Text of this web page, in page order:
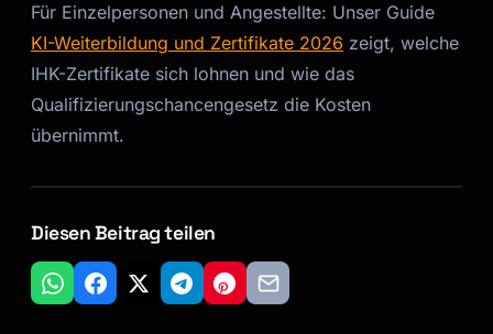
Für Einzelpersonen und Angestellte: Unser Guide
KI-Weiterbildung und Zertifikate 2026 zeigt, welche
IHK-Zertifikate sich lohnen und wie das
Qualifizierungschancengesetz die Kosten
übernimmt.
Diesen Beitrag teilen